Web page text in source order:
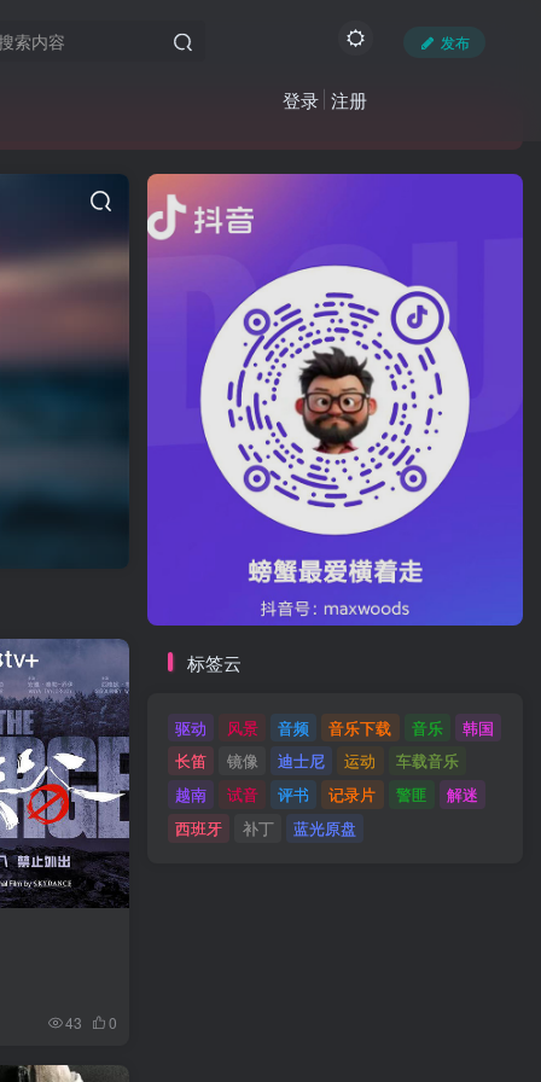
发布
登录 注册
43 0
标签云
驱动 风景 音频 音乐下载 音乐
韩国
长笛
镜像 迪士尼 运动
车载音乐
越南
试音 评书 记录片 警匪
解迷
西班牙
补丁 蓝光原盘